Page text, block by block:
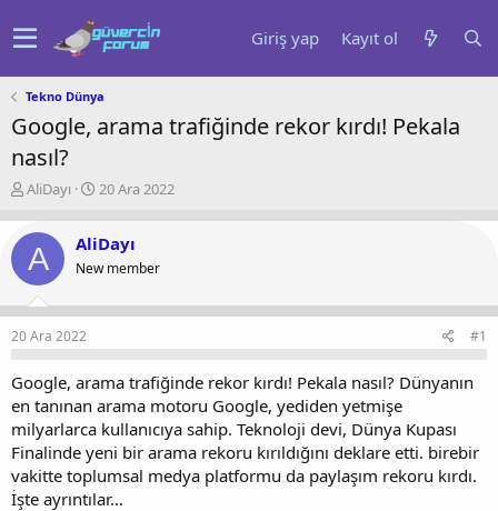
Giriş yap Kayıt ol
Tekno Dünya
Google, arama trafiğinde rekor kırdı! Pekala
nasıl?
K
n
y
u
b
a
ş
a
t
a
n
AliDayı
B
l
a
g
a
r
h
20 Ara 2022
A AliDayı
New member
20 Ara 2022 #1
Google, arama trafiğinde rekor kırdı! Pekala nasıl? Dünyanın
en tanınan arama motoru Google, yediden yetmişe
milyarlarca kullanıcıya sahip. Teknoloji devi, Dünya Kupası
Finalinde yeni bir arama rekoru kırıldığını deklare etti. birebir
vakitte toplumsal medya platformu da paylaşım rekoru kırdı.
İşte ayrıntılar…